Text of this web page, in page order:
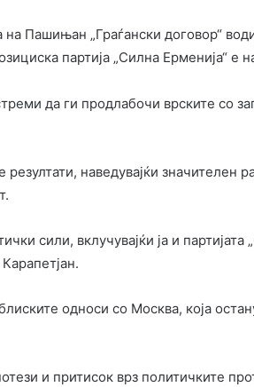
на Пашињан „Граѓански договор“
партија „Силна Ерменија“ е
да ги продлабочи врските со
наведувајќи значителен
сили, вклучувајќи ја и партијата
односи со Москва, која
и притисок врз политичките